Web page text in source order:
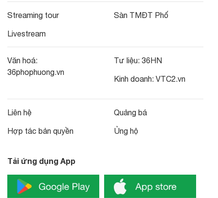
Streaming tour
Livestream
Sàn TMĐT Phố
Văn hoá:
36phophuong.vn
Tư liệu: 36HN
Kinh doanh: VTC2.vn
Liên hệ
Hợp tác bản quyền
Quảng bá
Ủng hộ
Tải ứng dụng App